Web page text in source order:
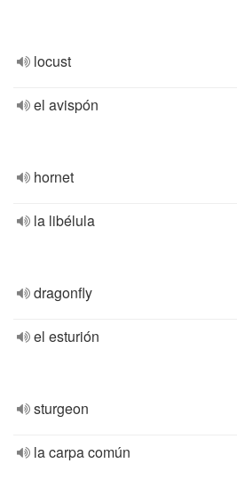
locust
el avispón
hornet
la libélula
dragonfly
el esturión
sturgeon
la carpa común